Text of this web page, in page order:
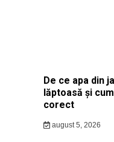
De ce apa din
lăptoasă și
corect
august 5, 2026